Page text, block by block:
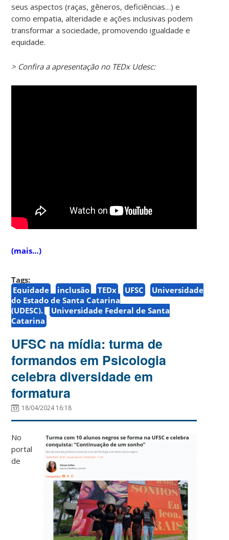
seus aspectos (raças, gêneros, deficiências…) e
como empatia, alteridade e ações inclusivas podem
transformar a sociedade, promovendo igualdade e
equidade.
> Confira a apresentação no TEDx Udesc:
(mais…)
Tags:
Equidade
inclusão TEDx UFSC
Universidade
do Estado de Santa Catarina
(UDESC).
Universidade Federal de Santa
Catarina
UFSC na mídia: turma de
formandos em Psicologia
celebra diversidade em
formatura
18/04/2024 16:18
No
portal
de